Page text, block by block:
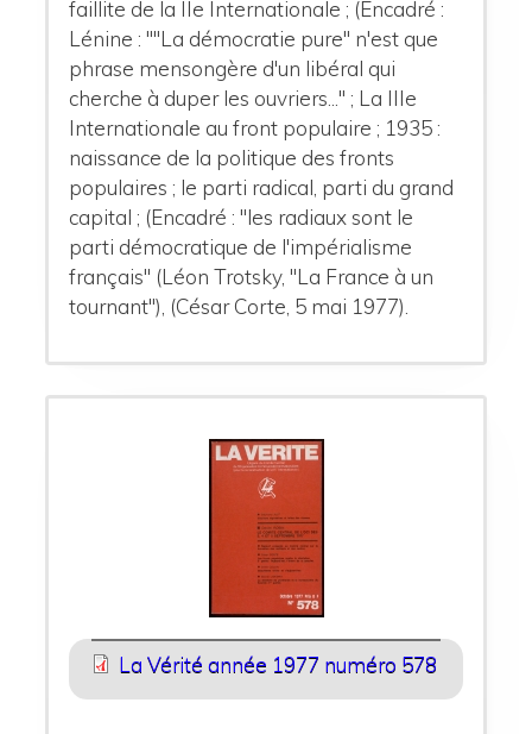
faillite de la IIe Internationale ; (Encadré :
Lénine : ""La démocratie pure" n'est que
phrase mensongère d'un libéral qui
cherche à duper les ouvriers..." ; La IIIe
Internationale au front populaire ; 1935 :
naissance de la politique des fronts
populaires ; le parti radical, parti du grand
capital ; (Encadré : "les radiaux sont le
parti démocratique de l'impérialisme
français" (Léon Trotsky, "La France à un
tournant"), (César Corte, 5 mai 1977).
La Vérité année 1977 numéro 578